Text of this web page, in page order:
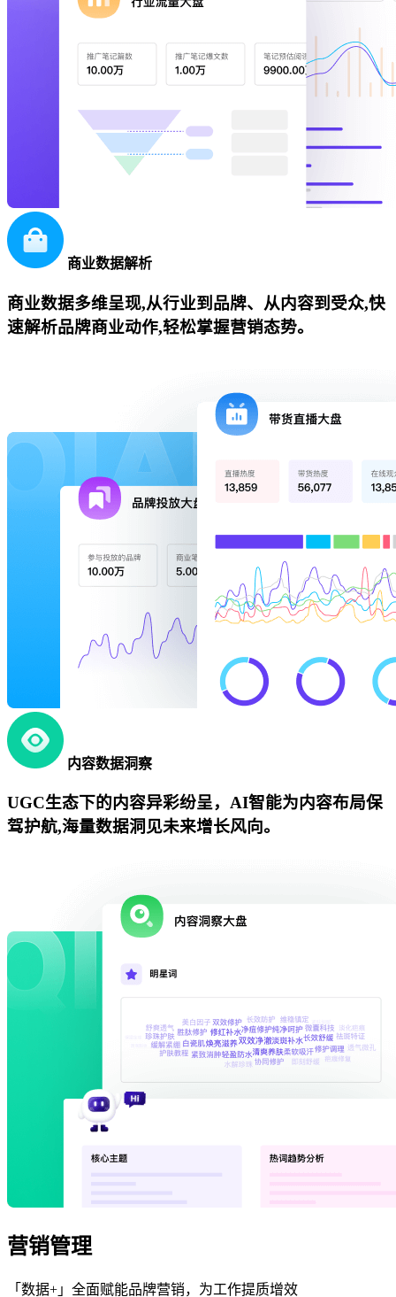
商业数据解析
商业数据多维呈现,从行业到品牌、从内容到受众,快
速解析品牌商业动作,轻松掌握营销态势。
内容数据洞察
UGC生态下的内容异彩纷呈，AI智能为内容布局保
驾护航,海量数据洞见未来增长风向。
营销管理
「数据+」全面赋能品牌营销，为工作提质增效